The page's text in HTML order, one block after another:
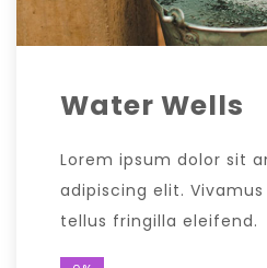
Water Wells
Lorem ipsum dolor sit
adipiscing elit.
tellus fringilla eleifend.